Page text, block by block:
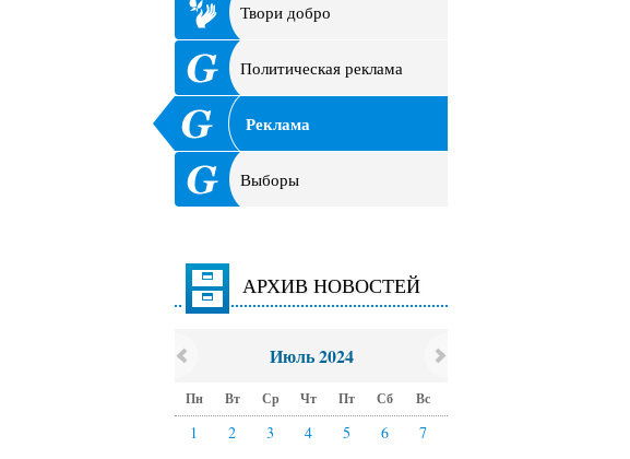
Твори добро
Политическая реклама
Реклама
Выборы
АРХИВ НОВОСТЕЙ
Июль 2024
Пн Вт Ср Чт Пт Сб Вс
1 2 3 4 5 6
7